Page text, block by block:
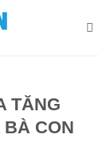
TĂNG
BÀ CON